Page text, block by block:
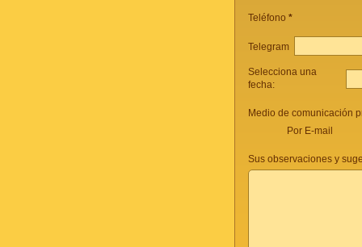
Teléfono *
Telegram
Selecciona una
fecha:
Medio de comunicación
Por E-mail
Sus observaciones y